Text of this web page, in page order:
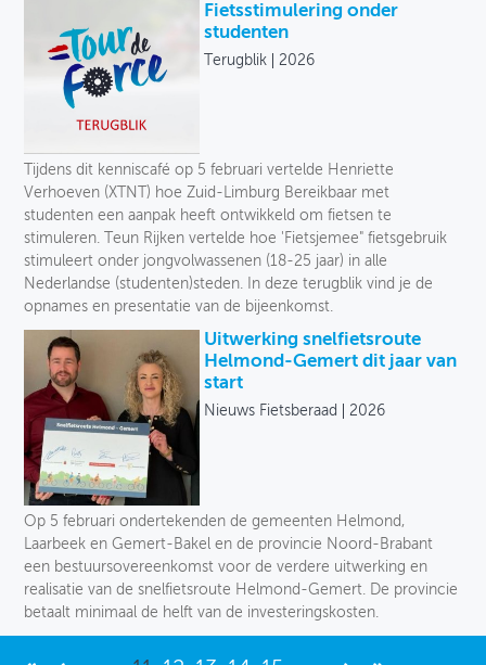
Fietsstimulering onder
studenten
Terugblik 2026
Tijdens dit kenniscafé op 5 februari vertelde Henriette
Verhoeven (XTNT) hoe Zuid-Limburg Bereikbaar met
studenten een aanpak heeft ontwikkeld om fietsen te
stimuleren. Teun Rijken vertelde hoe 'Fietsjemee" fietsgebruik
stimuleert onder jongvolwassenen (18-25 jaar) in alle
Nederlandse (studenten)steden. In deze terugblik vind je de
opnames en presentatie van de bijeenkomst.
Uitwerking snelfietsroute
Helmond-Gemert dit jaar van
start
Nieuws Fietsberaad 2026
Op 5 februari ondertekenden de gemeenten Helmond,
Laarbeek en Gemert-Bakel en de provincie Noord-Brabant
een bestuursovereenkomst voor de verdere uitwerking en
realisatie van de snelfietsroute Helmond-Gemert. De provincie
betaalt minimaal de helft van de investeringskosten.